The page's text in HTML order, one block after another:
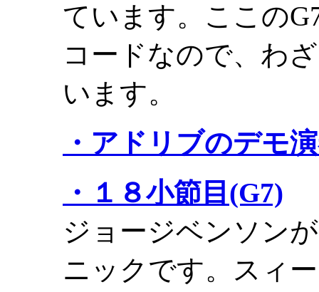
ています。ここの
コードなので、わ
います。
・アドリブのデモ
・１８小節目(G7)
ジョージベンソン
ニックです。スィ